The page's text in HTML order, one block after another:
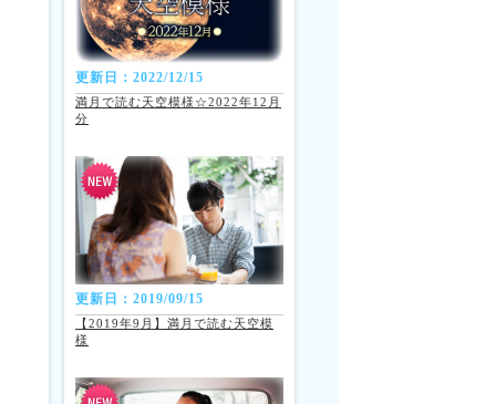
更新日：2022/12/15
満月で読む天空模様☆2022年12月
分
更新日：2019/09/15
【2019年9月】満月で読む天空模
様